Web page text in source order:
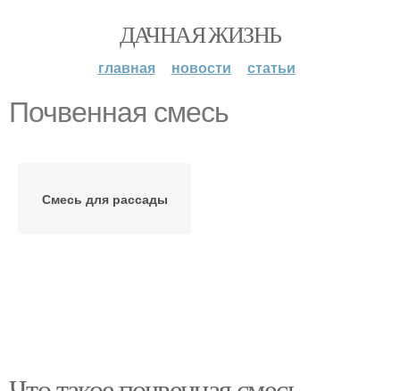
ДАЧНАЯ ЖИЗНЬ
главная новости статьи
Почвенная смесь
Смесь для рассады